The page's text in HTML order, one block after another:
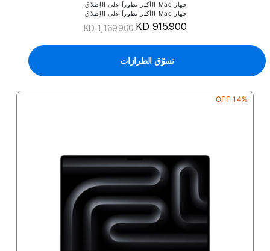
جهاز Mac الأكثر تطوراً على الإطلاق.
جهاز Mac الأكثر تطوراً على الإطلاق.
KD 915.900
KD 1,169.900
تسوّق الطرازات
14% OFF